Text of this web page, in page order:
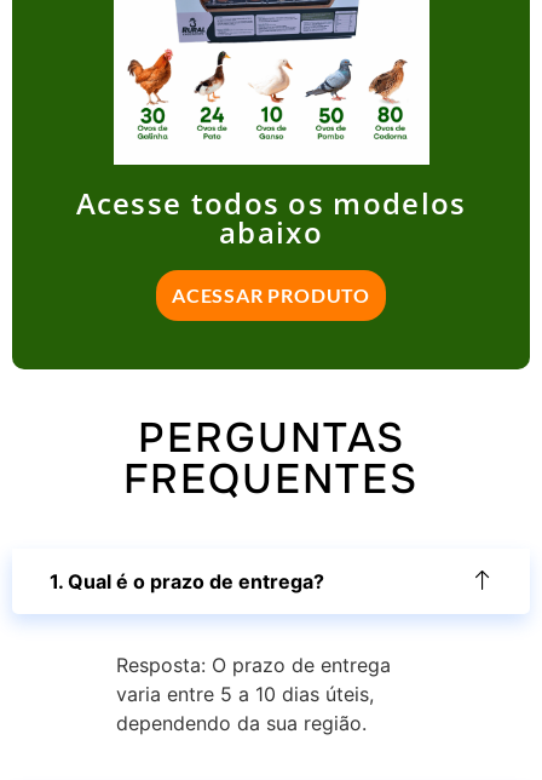
Acesse todos os modelos
abaixo
ACESSAR PRODUTO
PERGUNTAS
FREQUENTES
1. Qual é o prazo de entrega?
Resposta: O prazo de entrega
varia entre 5 a 10 dias úteis,
dependendo da sua região.